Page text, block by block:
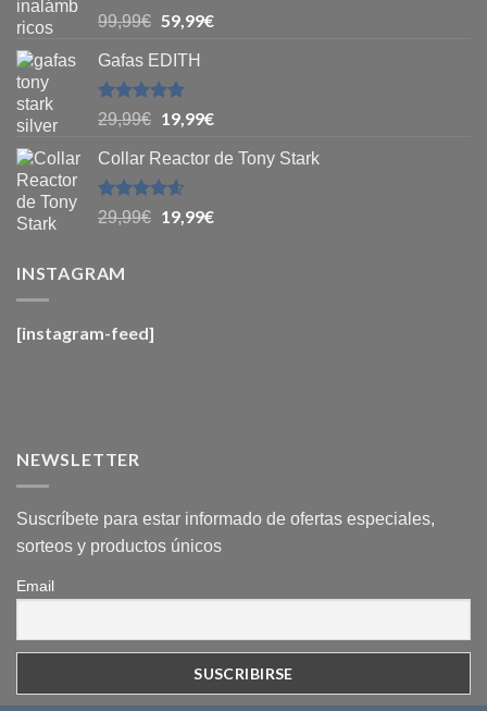
Valorado
con
5
99,99€ 59,99€
Gafas EDITH
Valorado
con
de 5
29,99€ 19,99€
Collar Reactor de Tony Stark
Valorado
con
29,99€ 19,99€
INSTAGRAM
[instagram-feed]
NEWSLETTER
Suscríbete para estar informado de ofertas especiales,
sorteos y productos únicos
Email